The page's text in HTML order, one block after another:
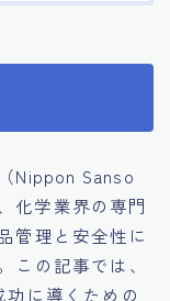
Nippon Sanso
化学業界の専門
管理と安全性に
この記事では、
に導くための